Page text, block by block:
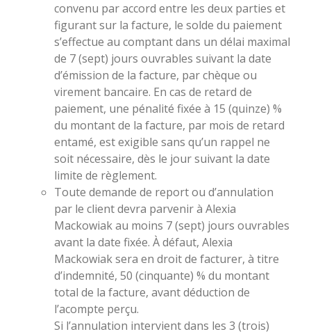
convenu par accord entre les deux parties et
figurant sur la facture, le solde du paiement
s’effectue au comptant dans un délai maximal
de 7 (sept) jours ouvrables suivant la date
d’émission de la facture, par chèque ou
virement bancaire. En cas de retard de
paiement, une pénalité fixée à 15 (quinze) %
du montant de la facture, par mois de retard
entamé, est exigible sans qu’un rappel ne
soit nécessaire, dès le jour suivant la date
limite de règlement.
Toute demande de report ou d’annulation
par le client devra parvenir à Alexia
Mackowiak au moins 7 (sept) jours ouvrables
avant la date fixée. À défaut, Alexia
Mackowiak sera en droit de facturer, à titre
d’indemnité, 50 (cinquante) % du montant
total de la facture, avant déduction de
l’acompte perçu.
Si l’annulation intervient dans les 3 (trois)